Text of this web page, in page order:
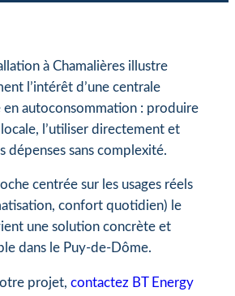
à Chamalières illustre
l’intérêt d’une centrale
autoconsommation : produire
l’utiliser directement et
dépenses sans complexité.
centrée sur les usages réels
confort quotidien) le
une solution concrète et
dans le Puy-de-Dôme.
projet, contactez BT Energy